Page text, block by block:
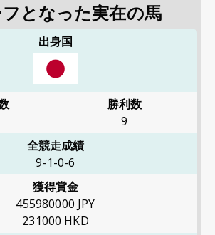
となった実在の馬
出身国
勝利数
9
全競走成績
9-1-0-6
獲得賞金
455980000 JPY
231000 HKD